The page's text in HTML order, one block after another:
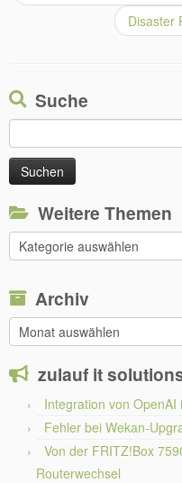
Disaster
Suche
Suchen
nach:
Weitere Themen
Weitere
Themen
Archiv
Archiv
zulauf it
Integration von
Fehler bei Wekan-
Von der FRITZ!Box
Routerwechsel